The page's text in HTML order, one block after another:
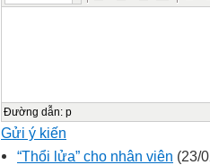
Đường dẫn: p
Gửi ý kiến
“Thổi lửa” cho nhân viên (23/